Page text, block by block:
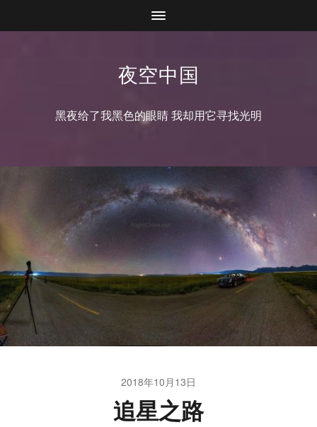
夜空中国
黑夜给了我黑色的眼睛 我却用它寻找光明
2018年10月13日
追星之路